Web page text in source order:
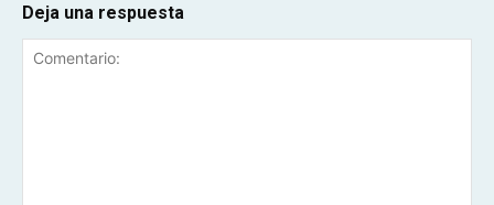
Deja una respuesta